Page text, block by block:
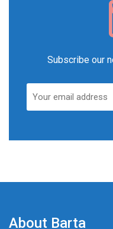
Subscribe our
About Barta